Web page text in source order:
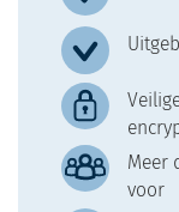
Meer
voor